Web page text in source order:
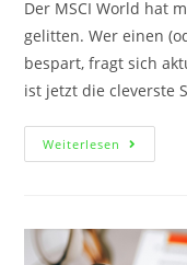
Der MSCI World hat
gelitten. Wer einen
bespart, fragt sich
ist jetzt die cleverste
Weiterlesen